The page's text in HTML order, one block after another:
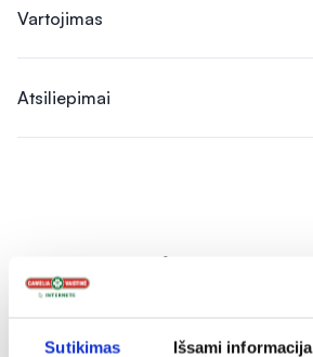
Sutikimas Išsami informacija
Vartojimas
Atsiliepimai
Panašios prekės